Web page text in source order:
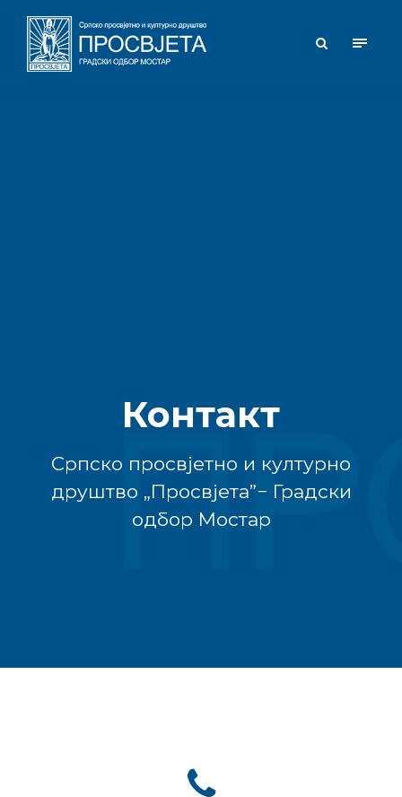
Контакт
Српско просвјетно и културно
друштво „Просвјета”− Градски
одбор Мостар